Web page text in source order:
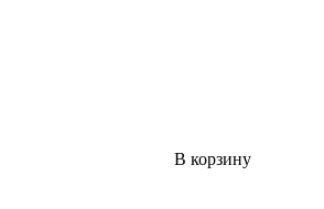
В корзину